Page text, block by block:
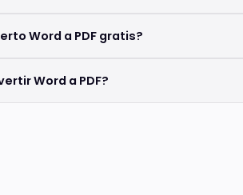
Word a PDF gratis?
Word a PDF?